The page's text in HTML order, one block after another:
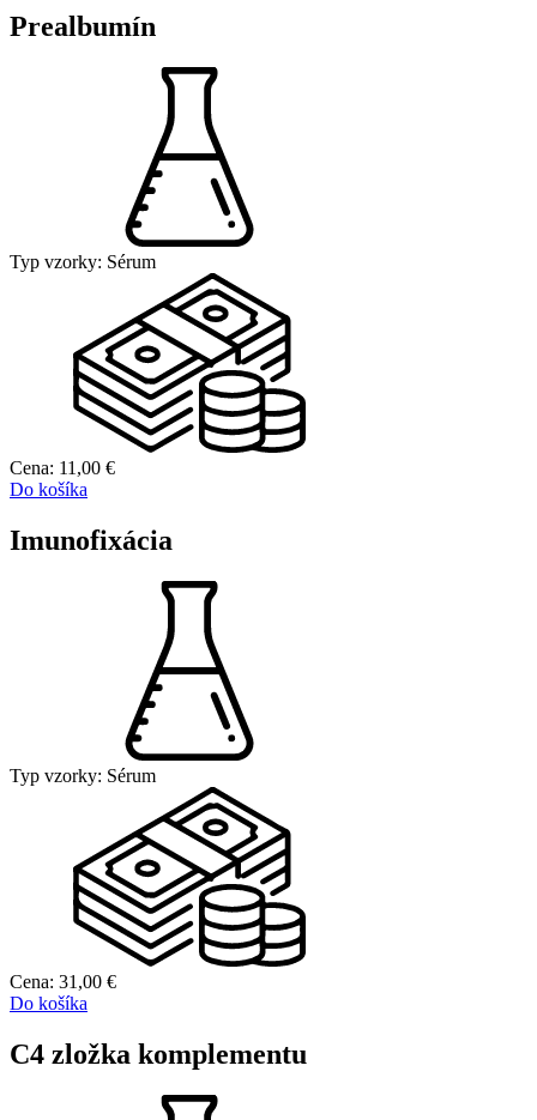
Prealbumín
Typ vzorky: Sérum
Cena: 11,00 €
Do košíka
Imunofixácia
Typ vzorky: Sérum
Cena: 31,00 €
Do košíka
C4 zložka komplementu